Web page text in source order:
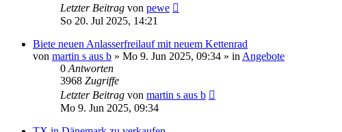
Letzter Beitrag von pewe
So 20. Jul 2025, 14:21
Biete neuen Anlasserfreilauf mit neuem Kettenrad
von martin s aus b » Mo 9. Jun 2025, 09:34 » in Angebote
0 Antworten
3968 Zugriffe
Letzter Beitrag von martin s aus b
Mo 9. Jun 2025, 09:34